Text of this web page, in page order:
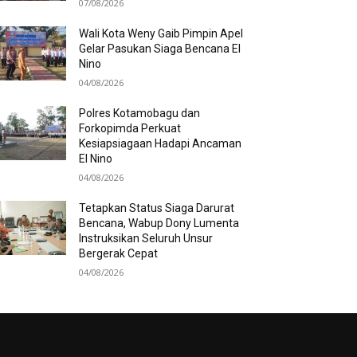
07/08/2026
Wali Kota Weny Gaib Pimpin Apel
Gelar Pasukan Siaga Bencana El
Nino
04/08/2026
Polres Kotamobagu dan
Forkopimda Perkuat
Kesiapsiagaan Hadapi Ancaman
El Nino
04/08/2026
Tetapkan Status Siaga Darurat
Bencana, Wabup Dony Lumenta
Instruksikan Seluruh Unsur
Bergerak Cepat
04/08/2026